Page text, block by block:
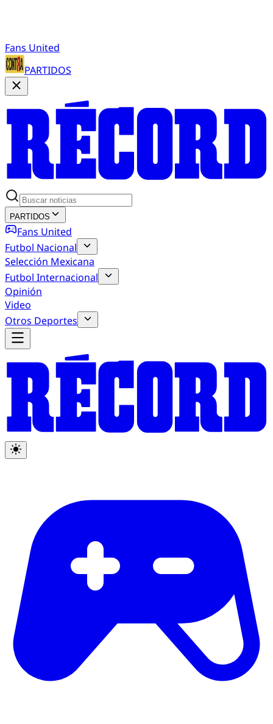
Fans United
PARTIDOS
PARTIDOS
Fans United
Futbol Nacional
Selección Mexicana
Futbol Internacional
Opinión
Video
Otros Deportes